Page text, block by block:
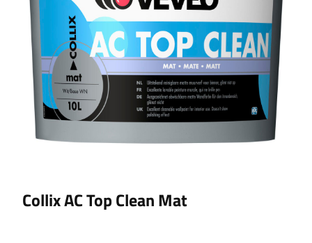
Collix AC Top Clean Mat